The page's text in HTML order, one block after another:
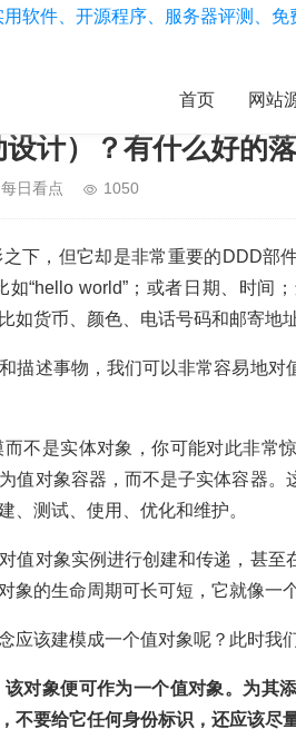
首页 网站
计）？有什么好的
每日看点 1050
下，但它却是非常重要的DDD部
“hello world”；或者日期、时间
如货币、颜色、电话号码和邮寄地
述事物，我们可以非常容易地对
是实体对象，你可能对此非常
值对象容器，而不是子实体容器。
、测试、使用、优化和维护。
对象实例进行创建和传递，甚至
象的生命周期可长可短，它就像一
该建模成一个值对象呢？此时我们
象便可作为一个值对象。为其
不要给它任何身份标识，还应该尽